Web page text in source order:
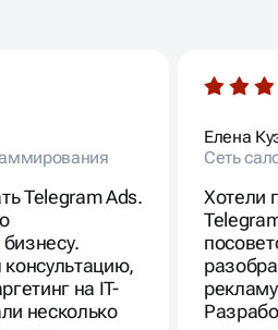
Telegram Ads.
на IT-
несколько
Елена
Сеть
Хотели